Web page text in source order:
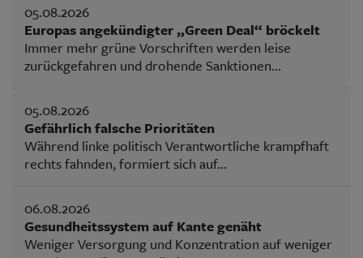
05.08.2026
Europas angekündigter „Green Deal“ bröckelt
Immer mehr grüne Vorschriften werden leise
zurückgefahren und drohende Sanktionen...
05.08.2026
Gefährlich falsche Prioritäten
Während linke politisch Verantwortliche krampfhaft
rechts fahnden, formiert sich auf...
06.08.2026
Gesundheitssystem auf Kante genäht
Weniger Versorgung und Konzentration auf weniger